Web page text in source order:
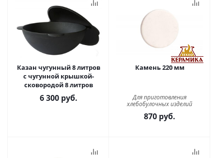
Казан чугунный 8 литров
с чугунной крышкой-
сковородой 8 литров
6 300руб.
Камень 220 мм
Для приготовления
хлебобулочных изделий
870 руб.